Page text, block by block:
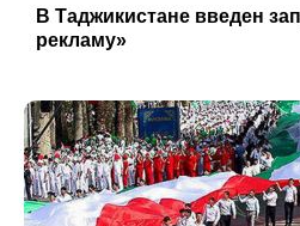
В Таджикистане введен
рекламу»